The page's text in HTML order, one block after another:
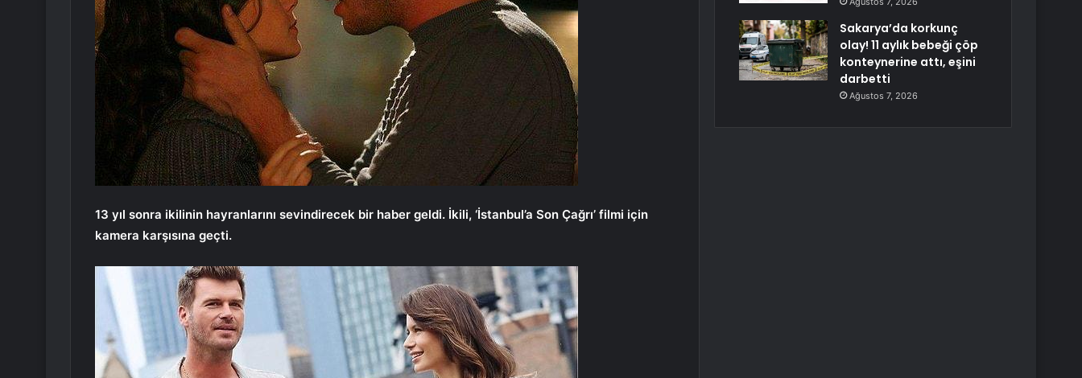
13 yıl sonra ikilinin hayranlarını sevindirecek bir haber geldi. İkili, ‘İstanbul’a Son Çağrı’ filmi için
kamera karşısına geçti.
Sakarya’da korkunç
olay! 11 aylık bebeği çöp
konteynerine attı, eşini
darbetti
Ağustos 7, 2026